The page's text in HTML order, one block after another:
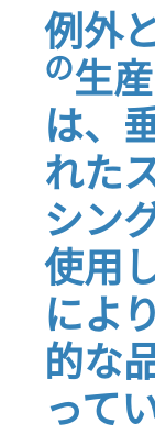
例外
の生
は、
れた
シン
使用
によ
的な
って